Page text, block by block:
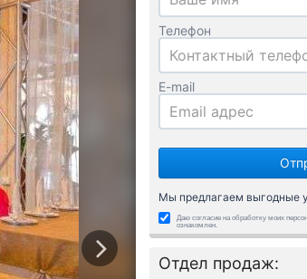
Телефон
E-mail
Мы предлагаем выгодные
Даю согласие на обработку моих
ознакомлен.
Отдел продаж: